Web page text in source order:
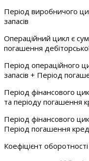
Період виробничого
запасів
Операційний цикл є
погашення
Період операційного
запасів + Період
Період фінансового
та періоду погашення
Період фінансового
Період погашення
Коефіцієнт